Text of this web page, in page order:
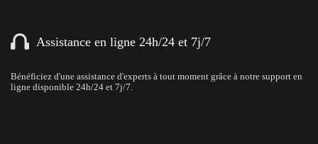
Assistance en ligne 24h/24 et 7j/7
Bénéficiez d'une assistance d'experts à tout moment grâce à notre support en
ligne disponible 24h/24 et 7j/7.